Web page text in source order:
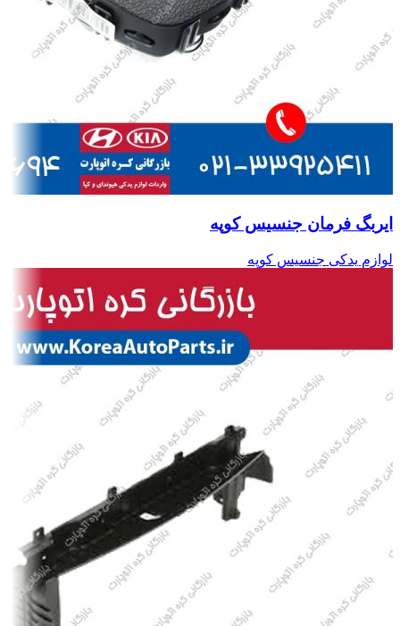
ایربگ فرمان جنسیس کوپه
لوازم یدکی جنسیس کوپه